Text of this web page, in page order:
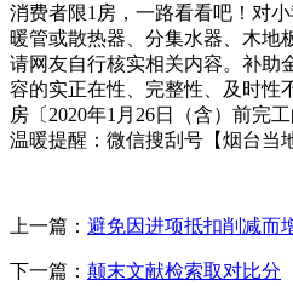
消费者限1房，一路看看吧！对
暖管或散热器、分集水器、木地
请网友自行核实相关内容。补助
容的实正在性、完整性、及时性
房〔2020年1月26日（含）前完
温暖提醒：微信搜刮号【烟台当
上一篇： 避免因进项抵扣削减而
下一篇： 颠末文献检索取对比分